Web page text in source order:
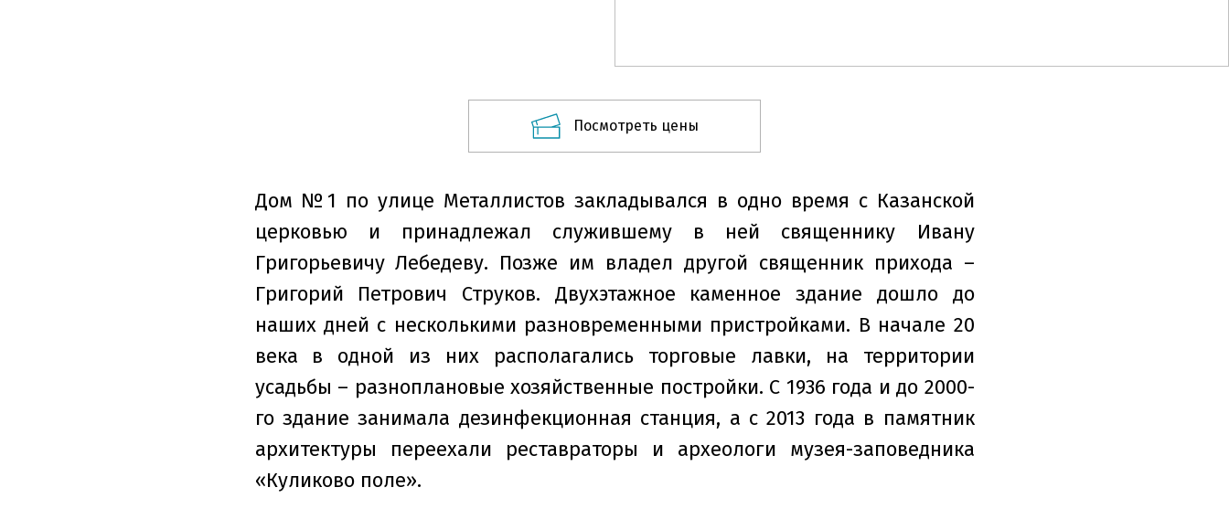
Посмотреть цены
Дом №1 по улице Металлистов закладывался в одно время с Казанской
церковью и принадлежал служившему в ней священнику Ивану
Григорьевичу Лебедеву. Позже им владел другой священник прихода –
Григорий Петрович Струков. Двухэтажное каменное здание дошло до
наших дней с несколькими разновременными пристройками. В начале 20
века в одной из них располагались торговые лавки, на территории
усадьбы – разноплановые хозяйственные постройки. С 1936 года и до 2000-
го здание занимала дезинфекционная станция, а с 2013 года в памятник
архитектуры переехали реставраторы и археологи музея-заповедника
«Куликово поле».